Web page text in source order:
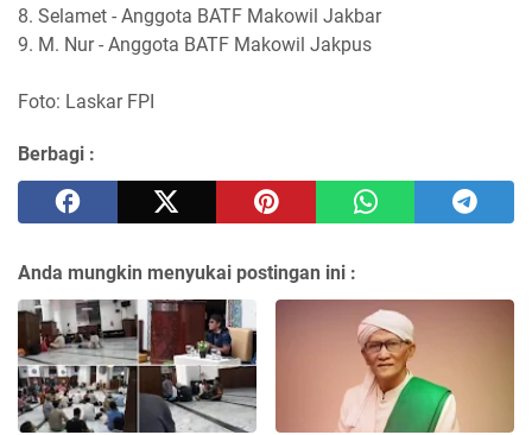
8. Selamet - Anggota BATF Makowil Jakbar
9. M. Nur - Anggota BATF Makowil Jakpus
Foto: Laskar FPI
Berbagi :
Anda mungkin menyukai postingan ini :